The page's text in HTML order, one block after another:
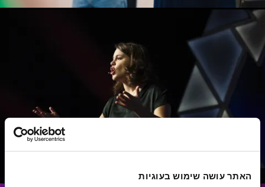
האתר עושה שימוש בעוגיות